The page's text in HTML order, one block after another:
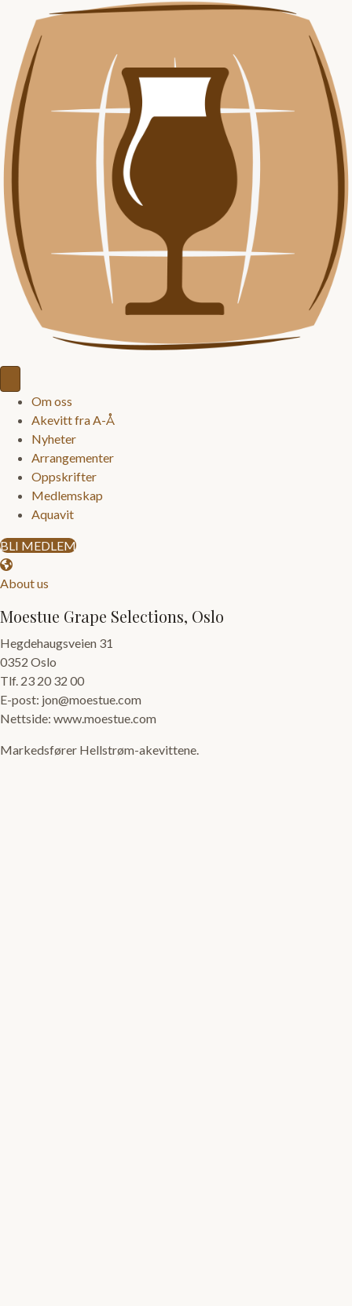
Om oss
Akevitt fra A-Å
Nyheter
Arrangementer
Oppskrifter
Medlemskap
Aquavit
BLI MEDLEM
About us
Moestue Grape Selections, Oslo
Hegdehaugsveien 31
0352 Oslo
Tlf. 23 20 32 00
E-post: jon@moestue.com
Nettside: www.moestue.com
Markedsfører Hellstrøm-akevittene.